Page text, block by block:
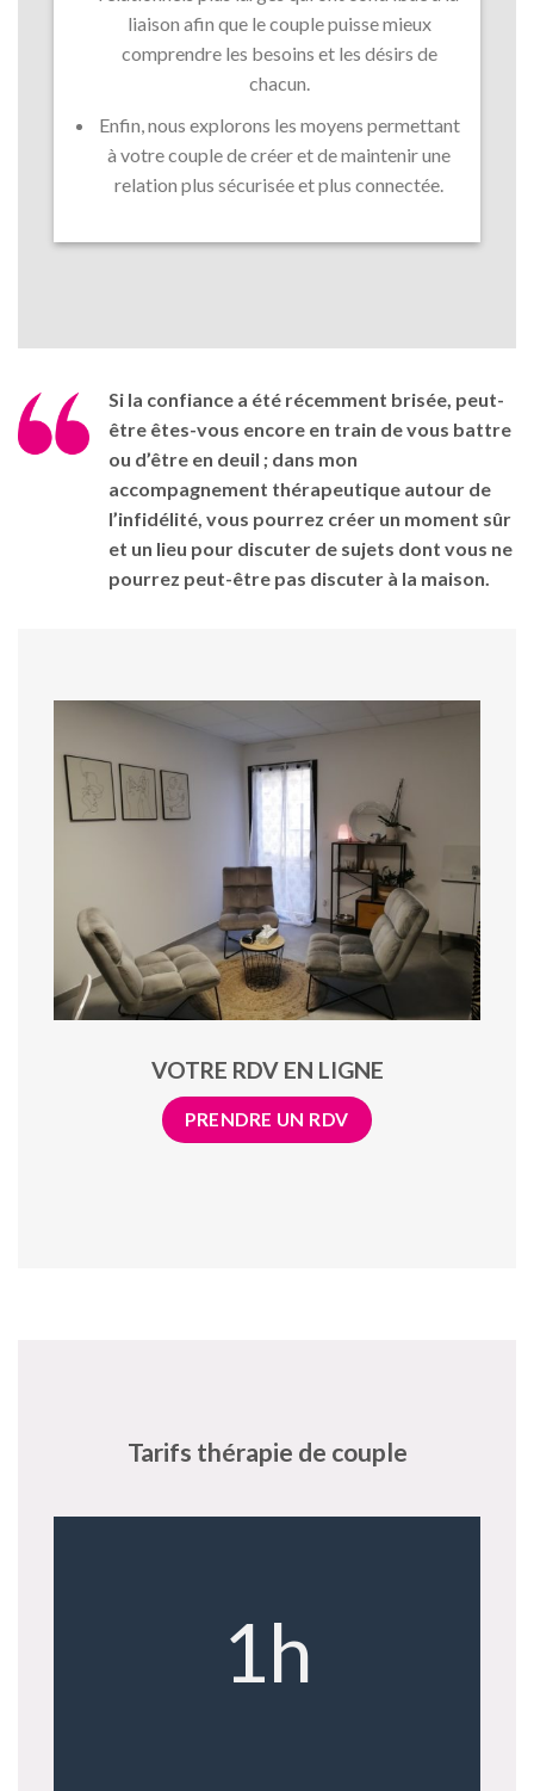
liaison afin que le couple puisse mieux
comprendre les besoins et les désirs de
chacun.
Enfin, nous explorons les moyens permettant
à votre couple de créer et de maintenir une
relation plus sécurisée et plus connectée.
Si la confiance a été récemment brisée, peut-
être êtes-vous encore en train de vous battre
ou d’être en deuil ; dans mon
accompagnement thérapeutique autour de
l’infidélité, vous pourrez créer un moment sûr
et un lieu pour discuter de sujets dont vous ne
pourrez peut-être pas discuter à la maison.
VOTRE RDV EN LIGNE
PRENDRE UN RDV
Tarifs thérapie de couple
1h